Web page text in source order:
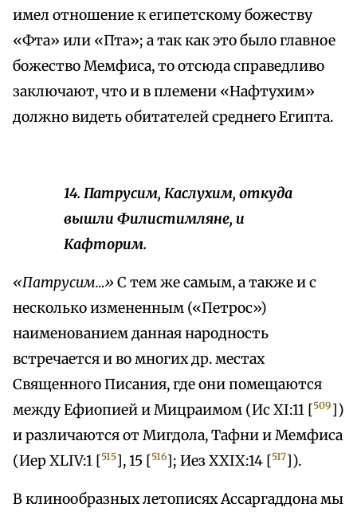
имел отношение к египетскому божеству
«Фта» или «Пта»; а так как это было главное
божество Мемфиса, то отсюда справедливо
заключают, что и в племени «Нафтухим»
должно видеть обитателей среднего Египта.
14. Патрусим, Каслухим, откуда
вышли Филистимляне, и
Кафторим.
«Патрусим…» С тем же самым, а также и с
несколько измененным («Петрос»)
наименованием данная народность
встречается и во многих др. местах
Священного Писания, где они помещаются
между Ефиопией и Мицраимом (Ис XI:11 [509 ])
и различаются от Мигдола, Тафни и Мемфиса
(Иер XLIV:1 [515], 15 [516]; Иез XXIX:14 [517]).
В клинообразных летописях Ассаргаддона мы